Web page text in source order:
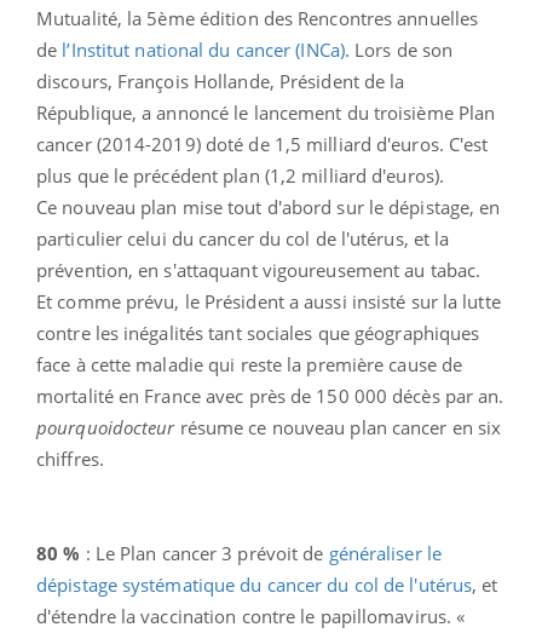
Mutualité, la 5ème édition des Rencontres annuelles
de l’Institut national du cancer (INCa). Lors de son
discours, François Hollande, Président de la
République, a annoncé le lancement du troisième Plan
cancer (2014-2019) doté de 1,5 milliard d'euros. C'est
plus que le précédent plan (1,2 milliard d'euros).
Ce nouveau plan mise tout d'abord sur le dépistage, en
particulier celui du cancer du col de l'utérus, et la
prévention, en s'attaquant vigoureusement au tabac.
Et comme prévu, le Président a aussi insisté sur la lutte
contre les inégalités tant sociales que géographiques
face à cette maladie qui reste la première cause de
mortalité en France avec près de 150 000 décès par an.
pourquoidocteurrésume ce nouveau plan cancer en six
chiffres.
80 % : Le Plan cancer 3 prévoit de généraliser le
dépistage systématique du cancer du col de l'utérus, et
d'étendre la vaccination contre le papillomavirus. «